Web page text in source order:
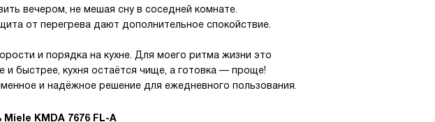
вечером, не мешая сну в соседней комнате.
от перегрева дают дополнительное спокойствие.
и порядка на кухне. Для моего ритма жизни это
и быстрее, кухня остаётся чище, а готовка — проще!
и надёжное решение для ежедневного пользования.
KMDA 7676 FL-A